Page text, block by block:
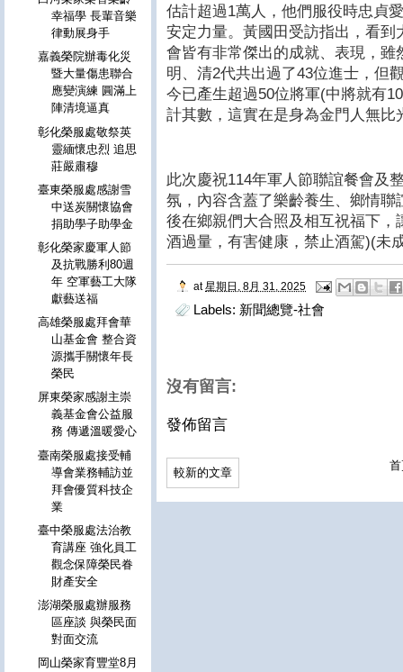
估計超過1萬人，他們服役時忠貞
安定力量。黃國田受訪指出，看
會皆有非常傑出的成就、表現，
明、清2代共出過了43位進士，但
今已產生超過50位將軍(中將就有
計其數，這實在是身為金門人無比
此次慶祝114年軍人節聯誼餐會及
氛，內容含蓋了樂齡養生、鄉情
後在鄉親們大合照及相互祝福下
酒過量，有害健康，禁止酒駕)(未
at 星期日, 8月 31, 2025
Labels: 新聞總覽-社會
沒有留言:
發佈留言
較新的文章
幸福學 長輩音樂
律動展身手
嘉義榮院辦毒化災
暨大量傷患聯合
應變演練 圓滿上
陣清境逼真
彰化榮服處敬祭英
靈緬懷忠烈 追思
莊嚴肅穆
臺東榮服處感謝雪
中送炭關懷協會
捐助學子助學金
彰化榮家慶軍人節
及抗戰勝利80週
年 空軍藝工大隊
獻藝送福
高雄榮服處拜會華
山基金會 整合資
源攜手關懷年長
榮民
屏東榮家感謝主崇
義基金會公益服
務 傳遞溫暖愛心
臺南榮服處接受輔
導會業務輔訪並
拜會優質科技企
業
臺中榮服處法治教
育講座 強化員工
觀念保障榮民眷
財產安全
澎湖榮服處辦服務
區座談 與榮民面
對面交流
岡山榮家育豐堂8月